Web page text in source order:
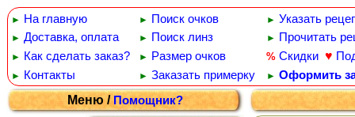
► На главную ► Поиск очков ► Указать
► Доставка, оплата ► Поиск линз ► Прочитать
► Как сделать заказ? ► Размер очков % Скидки ♥
► Контакты ► Заказать примерку ► Оформить
Меню /Помощник?